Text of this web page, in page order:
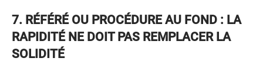
7. RÉFÉRÉ OU PROCÉDURE AU FOND : LA
RAPIDITÉ NE DOIT PAS REMPLACER LA
SOLIDITÉ